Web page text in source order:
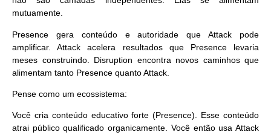
mutuamente.
Presence gera conteúdo e autoridade que Attack pode
amplificar. Attack acelera resultados que Presence levaria
meses construindo. Disruption encontra novos caminhos que
alimentam tanto Presence quanto Attack.
Pense como um ecossistema:
Você cria conteúdo educativo forte (Presence). Esse conteúdo
atrai público qualificado organicamente. Você então usa Attack